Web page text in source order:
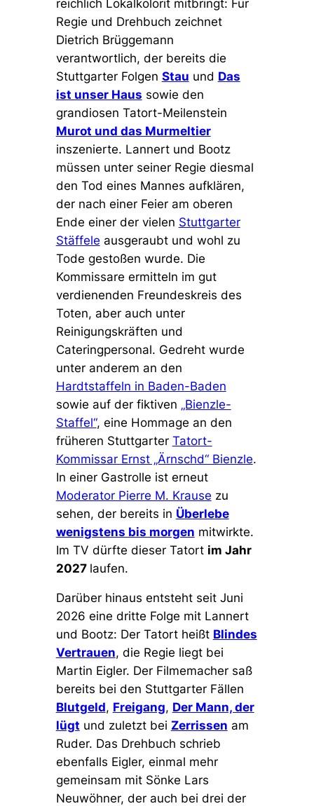
reichlich Lokalkolorit mitbringt: Für
Regie und Drehbuch zeichnet
Dietrich Brüggemann
verantwortlich, der bereits die
Stuttgarter Folgen Stau und Das
ist unser Haus sowie den
grandiosen Tatort-Meilenstein
Murot und das Murmeltier
inszenierte. Lannert und Bootz
müssen unter seiner Regie diesmal
den Tod eines Mannes aufklären,
der nach einer Feier am oberen
Ende einer der vielen Stuttgarter
Stäffele ausgeraubt und wohl zu
Tode gestoßen wurde. Die
Kommissare ermitteln im gut
verdienenden Freundeskreis des
Toten, aber auch unter
Reinigungskräften und
Cateringpersonal. Gedreht wurde
unter anderem an den
Hardtstaffeln in Baden-Baden
sowie auf der fiktiven „Bienzle-
Staffel“, eine Hommage an den
früheren Stuttgarter Tatort-
Kommissar Ernst „Ärnschd“ Bienzle.
In einer Gastrolle ist erneut
Moderator Pierre M. Krause zu
sehen, der bereits in Überlebe
wenigstens bis morgen mitwirkte.
Im TV dürfte dieser Tatort im Jahr
2027 laufen.
Darüber hinaus entsteht seit Juni
2026 eine dritte Folge mit Lannert
und Bootz: Der Tatort heißt Blindes
Vertrauen, die Regie liegt bei
Martin Eigler. Der Filmemacher saß
bereits bei den Stuttgarter Fällen
Blutgeld, Freigang, Der Mann, der
lügt und zuletzt bei Zerrissen am
Ruder. Das Drehbuch schrieb
ebenfalls Eigler, einmal mehr
gemeinsam mit Sönke Lars
Neuwöhner, der auch bei drei der